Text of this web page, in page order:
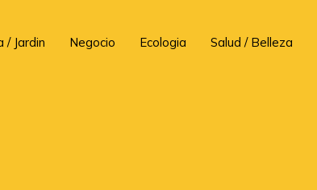
/ Jardin Negocio Ecologia Salud / Belleza